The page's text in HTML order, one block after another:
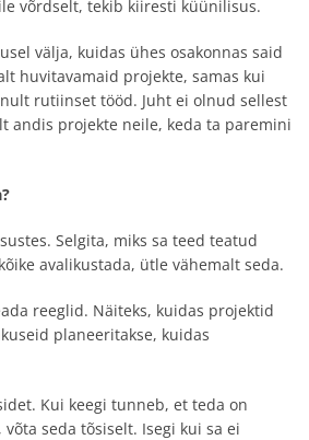
võrdselt, tekib kiiresti küünilisus.
välja, kuidas ühes osakonnas said
huvitavamaid projekte, samas kui
rutiinset tööd. Juht ei olnud sellest
andis projekte neile, keda ta paremini
Selgita, miks sa teed teatud
avalikustada, ütle vähemalt seda.
reeglid. Näiteks, kuidas projektid
planeeritakse, kuidas
Kui keegi tunneb, et teda on
seda tõsiselt. Isegi kui sa ei